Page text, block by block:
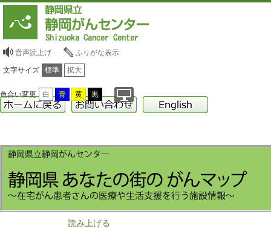
音声読上げ ふりがな表示
文字サイズ 標準 拡大
色合い変更 白 青 黄 黒
読み上げる